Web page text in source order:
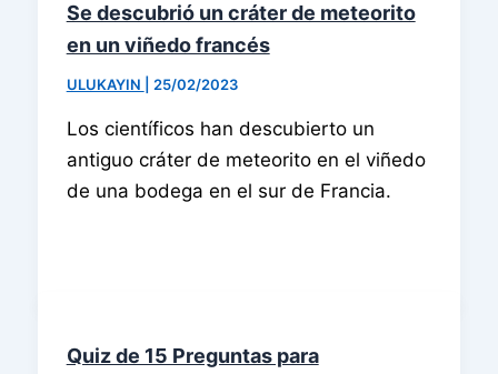
Se descubrió un cráter de meteorito
en un viñedo francés
ULUKAYIN 25/02/2023
Los científicos han descubierto un
antiguo cráter de meteorito en el viñedo
de una bodega en el sur de Francia.
Quiz de 15 Preguntas para